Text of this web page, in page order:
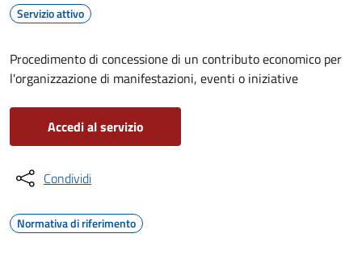
Servizio attivo
Procedimento di concessione di un contributo economico per
l'organizzazione di manifestazioni, eventi o iniziative
Accedi al servizio
Condividi
Normativa di riferimento